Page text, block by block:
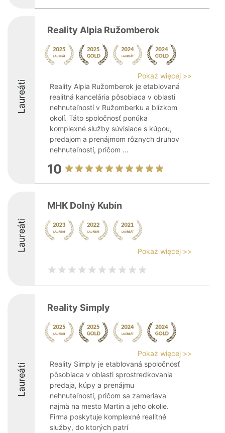
Laureáti
Reality Alpia Ružomberok
Pokaż więcej >>
Reality Alpia Ružomberok je etablovaná
realitná kancelária pôsobiaca v oblasti
nehnuteľností v Ružomberku a blízkom
okolí. Táto spoločnosť ponúka
komplexné služby súvisiace s kúpou,
predajom a prenájmom rôznych druhov
nehnuteľností, pričom ...
10
Laureáti
MHK Dolný Kubín
Pokaż więcej >>
Laureáti
Reality Simply
Pokaż więcej >>
Reality Simply je etablovaná spoločnosť
pôsobiaca v oblasti sprostredkovania
predaja, kúpy a prenájmu
nehnuteľností, pričom sa zameriava
najmä na mesto Martin a jeho okolie.
Firma poskytuje komplexné realitné
služby, do ktorých patrí